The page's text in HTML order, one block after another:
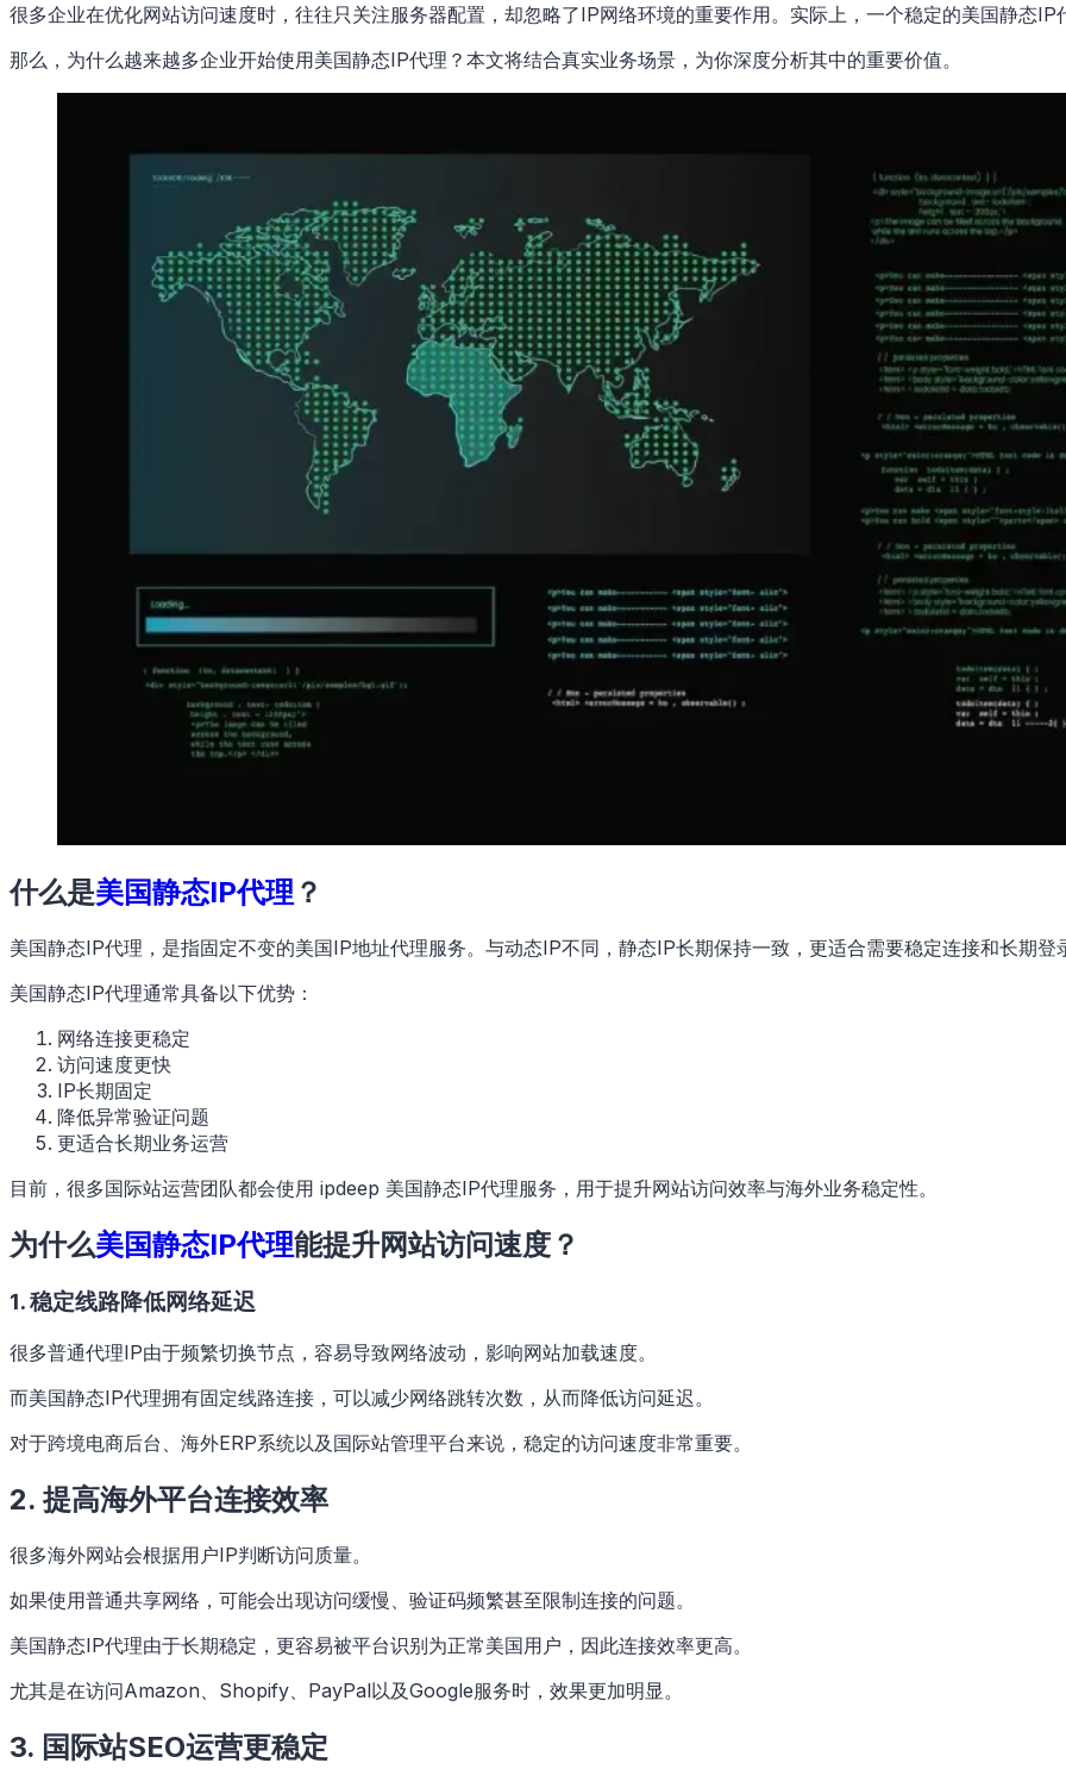
很多企业在优化网站访问速度时，往往只关注服务器配置，却忽略了IP网络环境的重要作用。实际上，一个稳定的美国静态IP
那么，为什么越来越多企业开始使用美国静态IP代理？本文将结合真实业务场景，为你深度分析其中的重要价值。
什么是美国静态IP代理 ？
美国静态IP代理，是指固定不变的美国IP地址代理服务。与动态IP不同，静态IP长期保持一致，更适合需要稳定连接和长期登
美国静态IP代理通常具备以下优势：
网络连接更稳定
访问速度更快
IP长期固定
降低异常验证问题
更适合长期业务运营
目前，很多国际站运营团队都会使用 ipdeep 美国静态IP代理服务，用于提升网站访问效率与海外业务稳定性。
为什么美国静态IP代理能提升网站访问速度？
1. 稳定线路降低网络延迟
很多普通代理IP由于频繁切换节点，容易导致网络波动，影响网站加载速度。
而美国静态IP代理拥有固定线路连接，可以减少网络跳转次数，从而降低访问延迟。
对于跨境电商后台、海外ERP系统以及国际站管理平台来说，稳定的访问速度非常重要。
2. 提高海外平台连接效率
很多海外网站会根据用户IP判断访问质量。
如果使用普通共享网络，可能会出现访问缓慢、验证码频繁甚至限制连接的问题。
美国静态IP代理由于长期稳定，更容易被平台识别为正常美国用户，因此连接效率更高。
尤其是在访问Amazon、Shopify、PayPal以及Google服务时，效果更加明显。
3. 国际站SEO运营更稳定